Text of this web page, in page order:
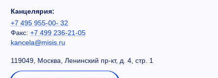
Канцелярия:
+7 495 955-00- 32
Факс: +7 499 236-21-05
kancela@misis.ru
119049, Москва, Ленинский пр-кт, д. 4, стр. 1